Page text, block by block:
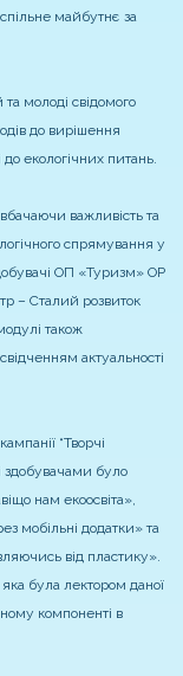
майбутнє за
молоді свідомого
до вирішення
екологічних питань.
важливість та
спрямування у
ОП «Туризм» ОР
– Сталий розвиток
також
актуальності
“Творчі
здобувачами було
нам екоосвіта»,
мобільні додатки» та
від пластику».
була лектором даної
компоненті в